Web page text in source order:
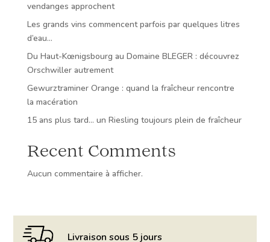
vendanges approchent
Les grands vins commencent parfois par quelques litres
d’eau…
Du Haut-Kœnigsbourg au Domaine BLEGER : découvrez
Orschwiller autrement
Gewurztraminer Orange : quand la fraîcheur rencontre
la macération
15 ans plus tard… un Riesling toujours plein de fraîcheur
Recent Comments
Aucun commentaire à afficher.
Livraison sous 5 jours